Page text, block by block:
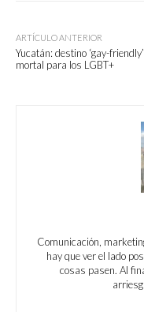
ARTÍCULO ANTERIOR
Yucatán: destino ‘gay-friendly’
mortal para los LGBT+
Comunicación,
hay que ver el lado
cosas pasen. Al